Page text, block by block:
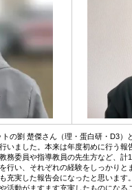
の劉 楚傑さん（理・蛋白研・D3）
いました。本来は年度初めに行う
務委員や指導教員の先生方など、
行い、それぞれの経験をしっかり
充実した報告会になったと思いま
活動がますます充実したものになる